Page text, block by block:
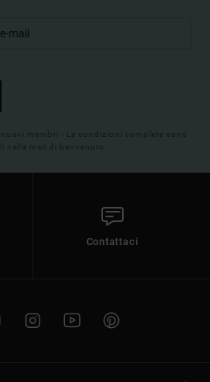
membri - Le condizioni complete sono
nella mail di benvenuto
Contattaci